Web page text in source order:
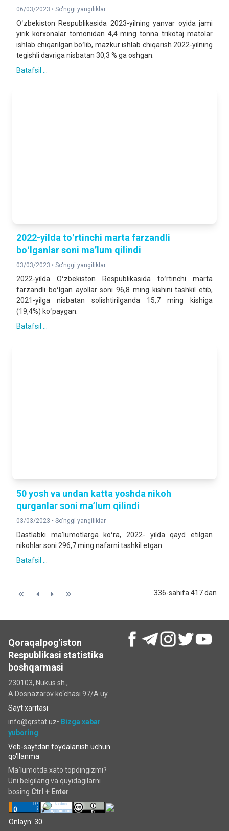
06/03/2023 • So'nggi yangiliklar
Oʻzbekiston Respublikasida 2023-yilning yanvar oyida jami
yirik korxonalar tomonidan 4,4 ming tonna trikotaj matolar
ishlab chiqarilgan boʻlib, mazkur ishlab chiqarish 2022-yilning
tegishli davriga nisbatan 30,3 % ga oshgan.
Batafsil ...
2022-yilda toʻrtinchi marta farzandli
boʻlganlar soni maʼlum qilindi
03/03/2023 • So'nggi yangiliklar
2022-yilda Oʻzbekiston Respublikasida toʻrtinchi marta
farzandli boʻlgan ayollar soni 96,8 ming kishini tashkil etib,
2021-yilga nisbatan solishtirilganda 15,7 ming kishiga
(19,4%) koʻpaygan.
Batafsil ...
50 yosh va undan katta yoshda nikoh
qurganlar soni maʼlum qilindi
03/03/2023 • So'nggi yangiliklar
Dastlabki maʼlumotlarga koʻra, 2022- yilda qayd etilgan
nikohlar soni 296,7 ming nafarni tashkil etgan.
Batafsil ...
336-sahifa 417 dan
Qoraqalpog'iston
Respublikasi statistika
boshqarmasi
230103, Nukus sh.,
A.Dosnazarov ko‘chаsi 97/A uy
Sayt xaritasi
info@qrstat.uz• Bizga xabar
yuboring
Veb-saytdan foydalanish uchun
qo'llanma
Ma`lumotda xato topdingizmi?
Uni belgilang va quyidagilarni
bosing Ctrl + Enter
Onlayn: 30